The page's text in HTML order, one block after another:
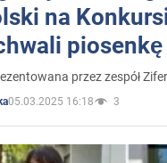
na
przez zespół
05.03.2025 16:18 3